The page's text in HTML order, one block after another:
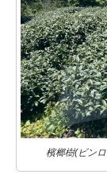
檳榔樹(ビン